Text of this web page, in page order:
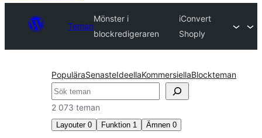
Teman
Mönster i
blockredigeraren
iConvert
Shoply
PopuläraSenasteIdeellaKommersiellaBlockteman
Sök
2 073 teman
Layouter 0 Funktion 1 Ämnen 0